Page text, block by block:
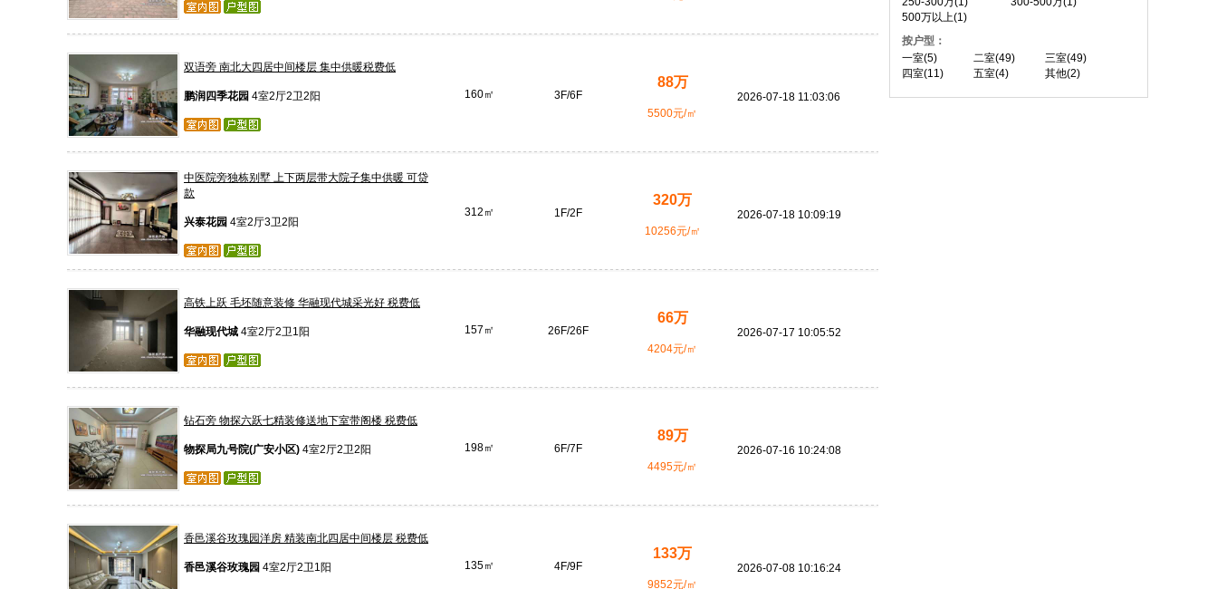
双语旁 南北大四居中间楼层 集中供暖税费低
鹏润四季花园 4室2厅2卫2阳 160㎡ 3F/6F
88万
5500元/㎡
2026-07-18 11:03:06
中医院旁独栋别墅 上下两层带大院子集中供暖 可贷
款
兴泰花园 4室2厅3卫2阳
312㎡ 1F/2F
320万
10256元/㎡
2026-07-18 10:09:19
高铁上跃 毛坯随意装修 华融现代城采光好 税费低
华融现代城 4室2厅2卫1阳 157㎡ 26F/26F
66万
4204元/㎡
2026-07-17 10:05:52
钻石旁 物探六跃七精装修送地下室带阁楼 税费低
物探局九号院(广安小区) 4室2厅2卫2阳 198㎡ 6F/7F
89万
4495元/㎡
2026-07-16 10:24:08
香邑溪谷玫瑰园洋房 精装南北四居中间楼层 税费低
香邑溪谷玫瑰园 4室2厅2卫1阳 135㎡ 4F/9F
133万
9852元/㎡
2026-07-08 10:16:24
500万以上(1)
按户型：
一室(5)
二室(49)
三室(49)
四室(11)
五室(4) 其他(2)